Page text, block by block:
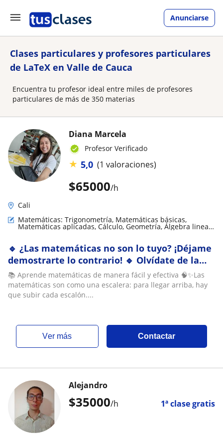
Anunciarse
Clases particulares y profesores particulares
de LaTeX en Valle de Cauca
Encuentra tu profesor ideal entre miles de profesores
particulares de más de 350 materias
$65000/h
Diana Marcela
Profesor Verificado
★ 5,0 (1 valoraciones)
Cali
Matemáticas: Trigonometría, Matemáticas básicas,
Matemáticas aplicadas, Cálculo, Geometría, Álgebra lineal,
Análisis numérico, Teoría de números, LaTeX
🔹 ¿Las matemáticas no son lo tuyo? ¡Déjame
demostrarte lo contrario! 🔹 Olvídate de la
matemática aburrida. ¡Aprende de forma fácil
y diferente! 🔹 Si crees que las matemáticas
no son para ti… ¡es porque no te las han
📚 Aprende matemáticas de manera fácil y efectiva 🧠✨Las
matemáticas son como una escalera: para llegar arriba, hay
que subir cada escalón....
ver más Contactar
$35000/h 1ª clase gratis
Alejandro